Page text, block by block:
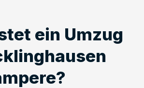
ein Umzug